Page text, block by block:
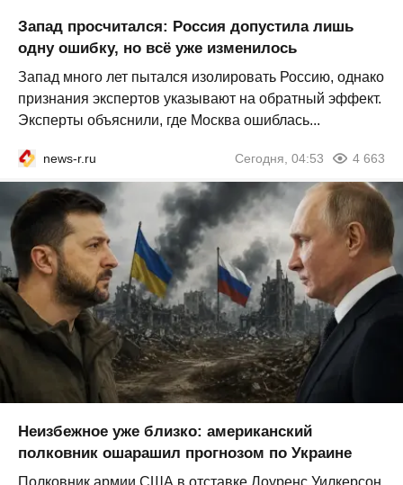
Запад просчитался: Россия допустила лишь
одну ошибку, но всё уже изменилось
Запад много лет пытался изолировать Россию, однако
признания экспертов указывают на обратный эффект.
Эксперты объяснили, где Москва ошиблась...
news-r.ru Сегодня, 04:53 4 663
Неизбежное уже близко: американский
полковник ошарашил прогнозом по Украине